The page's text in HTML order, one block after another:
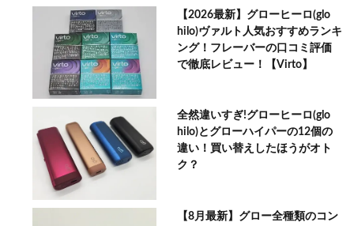
【2026最新】グローヒーロ(glo
hilo)ヴァルト人気おすすめランキ
ング！フレーバーの口コミ評価
で徹底レビュー！【Virto】
全然違いすぎ!グローヒーロ(glo
hilo)とグローハイパーの12個の
違い！買い替えしたほうがオト
ク？
【8月最新】グロー全種類のコン